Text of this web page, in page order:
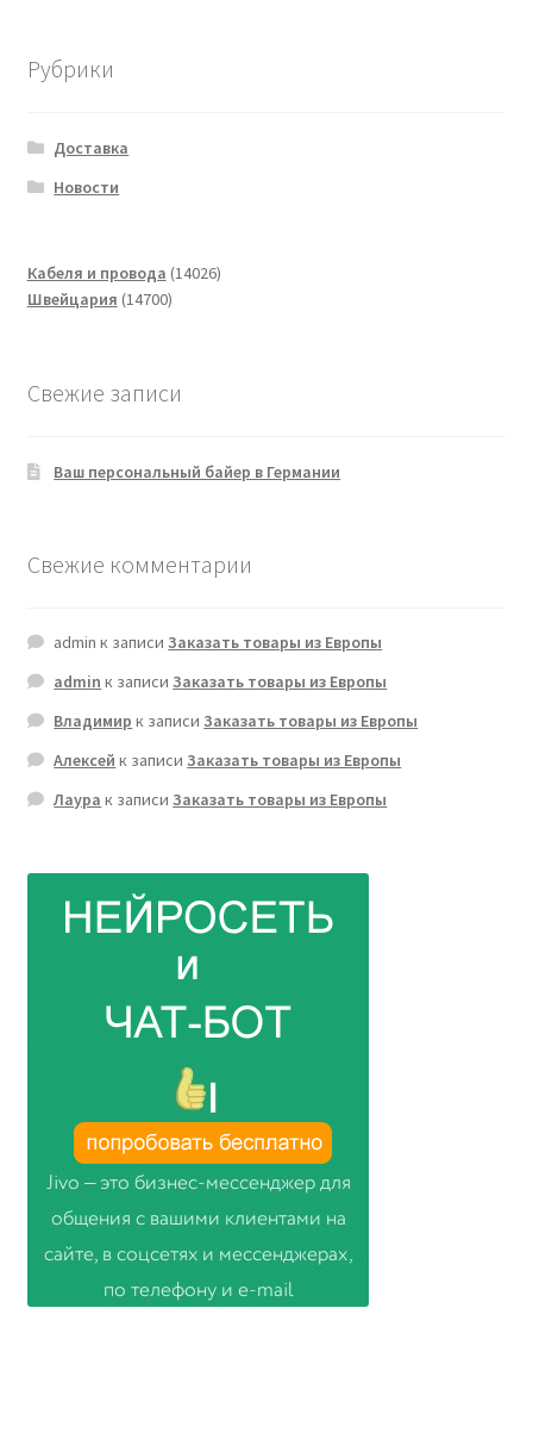
Рубрики
Доставка
Новости
Кабеля и провода 1402614026
Швейцария 1470014700
Свежие записи
Ваш персональный байер в Германии
Свежие комментарии
admin к записиЗаказать товары из Европы
admin к записиЗаказать товары из Европы
Владимир к записиЗаказать товары из Европы
Алексей к записиЗаказать товары из Европы
Лаура к записиЗаказать товары из Европы